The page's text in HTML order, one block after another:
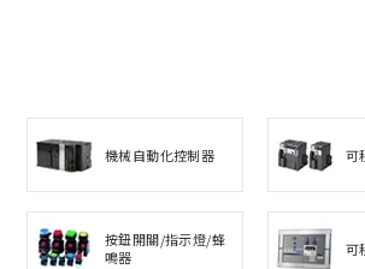
機械自動化控制器 可
按鈕開關/指示燈/蜂
鳴器
可